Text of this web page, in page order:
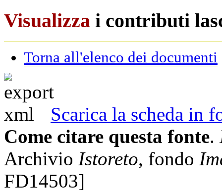
Visualizza i contributi
Torna all'elenco dei documenti
Scarica la scheda in
Come citare questa fonte.
Archivio Istoreto, fondo
FD14503]